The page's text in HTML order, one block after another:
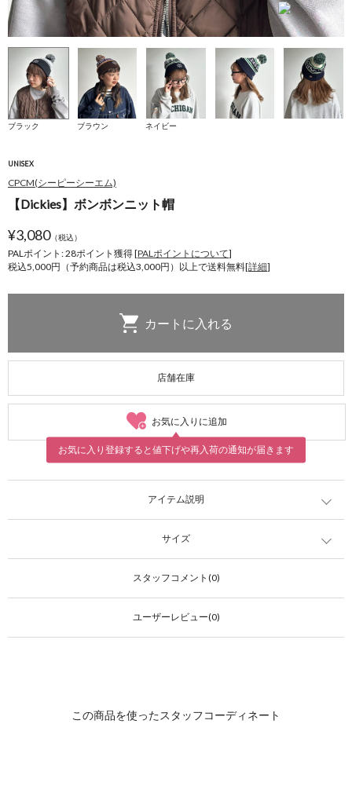
ブラック ブラウン ネイビー
UNISEX
CPCM(シーピーシーエム)
【Dickies】ボンボンニット帽
¥3,080（税込）
PALポイント: 28ポイント獲得 [PALポイントについて]
税込5,000円（予約商品は税込3,000円）以上で送料無料[詳細]
店舗在庫
お気に入りに追加
お気に入り登録すると値下げや再入荷の通知が届きます
アイテム説明
サイズ
スタッフコメント(0)
ユーザーレビュー(0)